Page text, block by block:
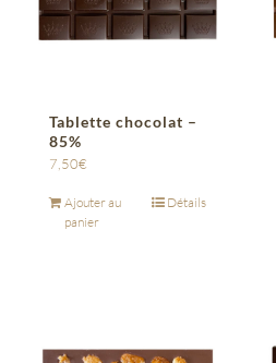
Tablette chocolat –
85%
7,50€
Ajouter au
panier
Détails